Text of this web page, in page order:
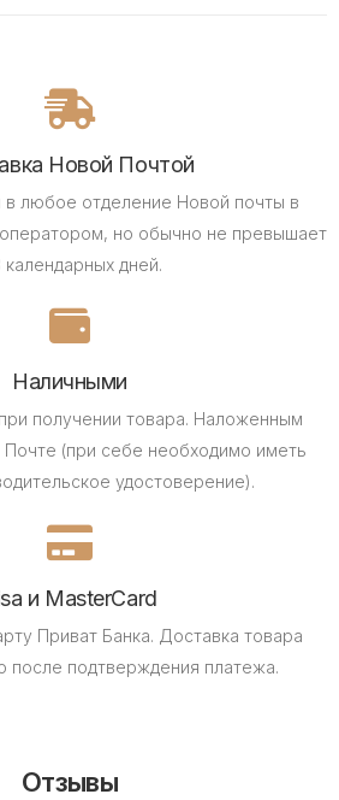
Новой Почтой
в любое отделение Новой почты в
но обычно не превышает
календарных дней.
Наличными
получении товара. Наложенным
(при себе необходимо иметь
удостоверение).
и MasterCard
Приват Банка. Доставка товара
после подтверждения платежа.
Отзывы